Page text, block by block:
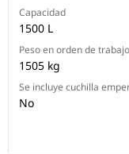
Capacidad
1500 L
Peso en orden de trabajo
1505 kg
Se incluye cuchilla
No